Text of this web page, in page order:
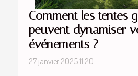
Comment les tentes
peuvent dynamiser
événements ?
27 janvier 2025 11:20